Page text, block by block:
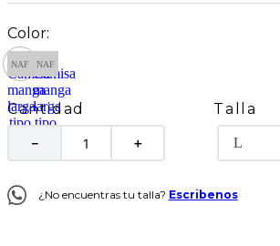
Cantidad
＋
－
Talla
L
¿No encuentras tu talla? Escribenos